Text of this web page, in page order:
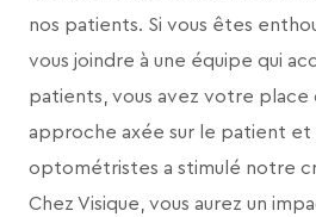
nos patients. Si vous êtes
vous joindre à une équipe qui
patients, vous avez votre place
approche axée sur le patient et
optométristes a stimulé notre
Chez Visique, vous aurez un